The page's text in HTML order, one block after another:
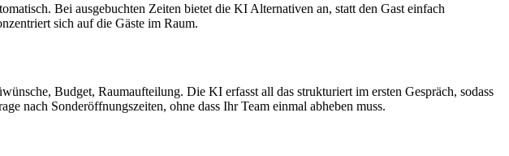
Bei ausgebuchten Zeiten bietet die KI Alternativen an, statt den Gast einfach
sich auf die Gäste im Raum.
Budget, Raumaufteilung. Die KI erfasst all das strukturiert im ersten Gespräch, sodass
nach Sonderöffnungszeiten, ohne dass Ihr Team einmal abheben muss.